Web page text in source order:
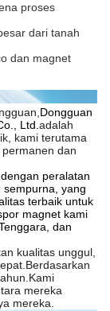
proses
dari tanah
dan magnet
Dongguan
Ltd. adalah
kami terutama
dan
peralatan
sempurna, yang
terbaik untuk
magnet kami
dan
kualitas unggul,
mereka
mereka.